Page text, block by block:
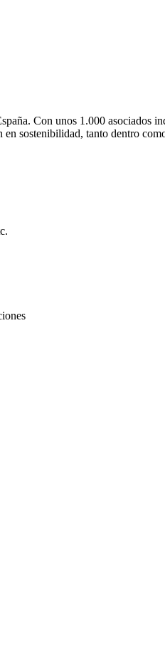
Con unos 1.000
sostenibilidad, tanto dentro